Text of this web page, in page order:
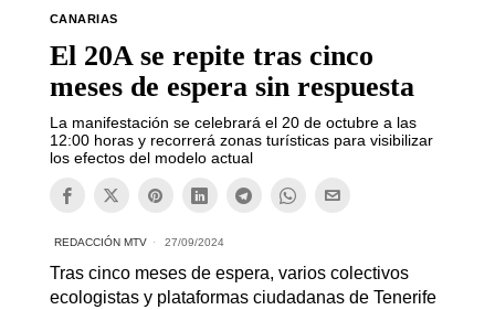
CANARIAS
El 20A se repite tras cinco
meses de espera sin respuesta
La manifestación se celebrará el 20 de octubre a las
12:00 horas y recorrerá zonas turísticas para visibilizar
los efectos del modelo actual
REDACCIÓN MTV 27/09/2024
Tras cinco meses de espera, varios colectivos
ecologistas y plataformas ciudadanas de Tenerife